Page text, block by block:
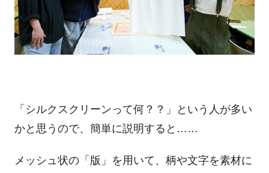
「シルクスクリーンって何？？」という人が多い
かと思うので、簡単に説明すると……
メッシュ状の「版」を用いて、柄や文字を素材に